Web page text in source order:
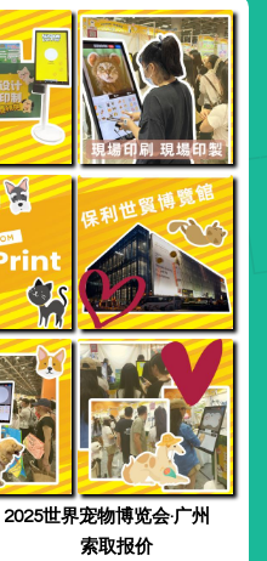
2025世界宠物博览会·广州
索取报价